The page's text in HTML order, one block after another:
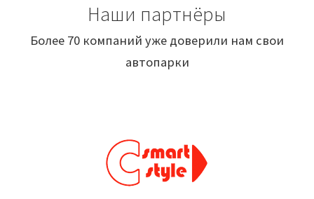
Наши партнёры
Более 70 компаний уже доверили нам свои
автопарки